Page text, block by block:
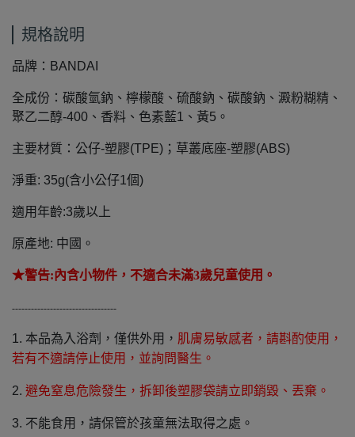
規格說明
品牌：BANDAI
全成份：碳酸氫鈉、檸檬酸、硫酸鈉、碳酸鈉、澱粉糊精、
聚乙二醇-400、香料、色素藍1、黃5。
主要材質：公仔-塑膠(TPE)；草叢底座-塑膠(ABS)
淨重: 35g(含小公仔1個)
適用年齡:3歲以上
原產地: 中國。
★警告:內含小物件，不適合未滿3歲兒童使用。
---------------------------------
1. 本品為入浴劑，僅供外用， 肌膚易敏感者，請斟酌使用，
若有不適請停止使用，並詢問醫生。
2. 避免窒息危險發生，拆卸後塑膠袋請立即銷毀、丟棄。
3. 不能食用，請保管於孩童無法取得之處。